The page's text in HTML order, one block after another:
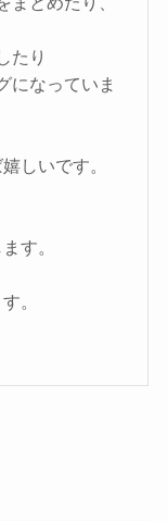
たり
になっていま
しいです。
す。
。